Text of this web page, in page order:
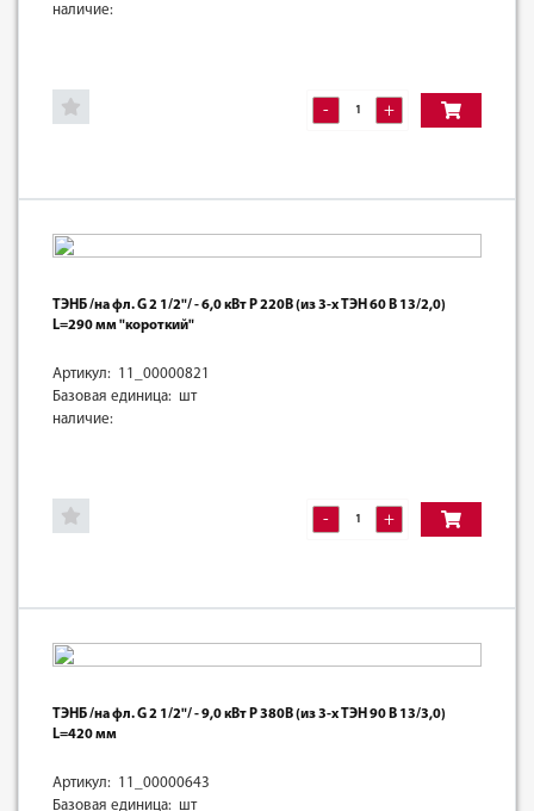
наличие:
- +
ТЭНБ /на фл. G 2 1/2"/ - 6,0 кВт Р 220В (из 3-х ТЭН 60 В 13/2,0)
L=290 мм "короткий"
Артикул: 11_00000821
Базовая единица: шт
наличие:
- +
ТЭНБ /на фл. G 2 1/2"/ - 9,0 кВт Р 380В (из 3-х ТЭН 90 В 13/3,0)
L=420 мм
Артикул: 11_00000643
Базовая единица: шт